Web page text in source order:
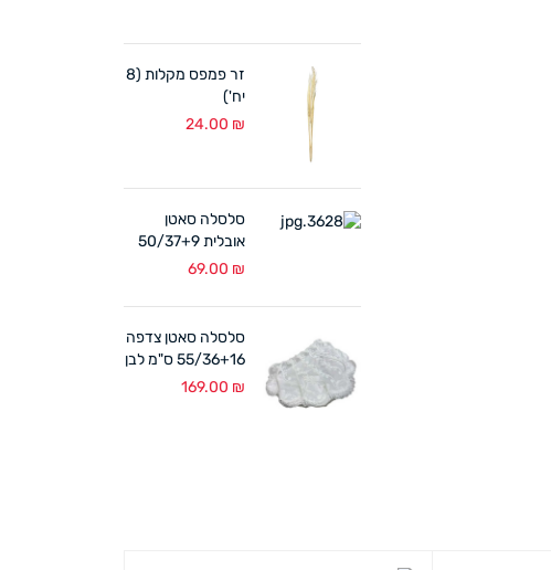
זר פמפס מקלות (8
יח')
24.00 ₪
סלסלה סאטן
אובלית 50/37+9
ס"מ לבן
69.00 ₪
סלסלה סאטן צדפה
55/36+16 ס"מ לבן
169.00 ₪